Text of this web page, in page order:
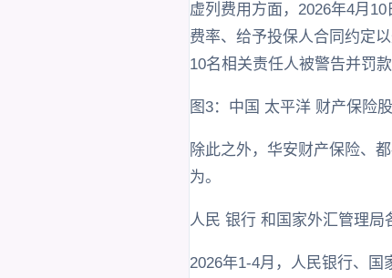
虚列费用方面，2026年4月
费率、给予投保人合同约定
10名相关责任人被警告并罚款
图3：中国 太平洋 财产保险
除此之外，华安财产保险、
为。
人民 银行 和国家外汇管理局
2026年1-4月，人民银行、